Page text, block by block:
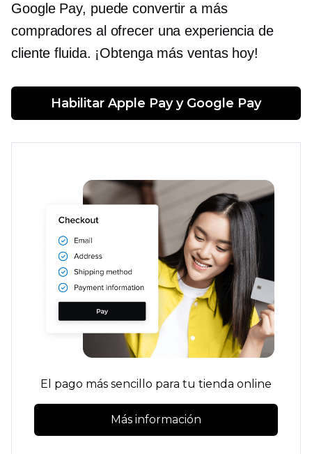
Google Pay, puede convertir a más
compradores al ofrecer una experiencia de
cliente fluida. ¡Obtenga más ventas hoy!
Habilitar Apple Pay y Google Pay
El pago más sencillo para tu tienda online
Más información